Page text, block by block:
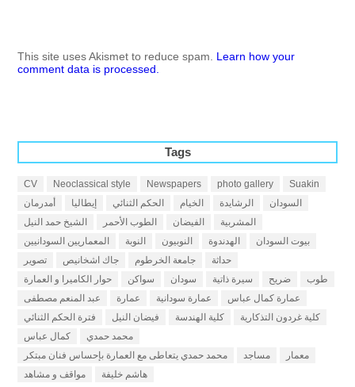
This site uses Akismet to reduce spam. Learn how your
comment data is processed.
Tags
CV Neoclassical style Newspapers photo gallery
Suakin
أمدرمان
إيطاليا الحكم الثنائي الخيام الرشايدة
السودان
الشيخ حمد النيل
الطوب الأحمر الفيضان
المشربية
المعماريين السودانيين
النوبة النوبيون الهدندوة
بيوت السودان
تصوير
جاك اشخانيص جامعة الخرطوم
حداثة
حوار الكاميرا و العمارة
سواكن سودان سيرة ذاتية ضريح
طوب
عبد المنعم مصطفى
عمارة عمارة سودانية
عمارة كمال عباس
فترة الحكم الثنائي
فيضان النيل كلية الهندسة
كلية غردون التذكارية
كمال عباس
محمد حمدي
محمد حمدي يتعاطى مع العمارة بإحساس فنان مبتكر
مساجد
معمار
مواقف و مشاهد
هاشم خليفة